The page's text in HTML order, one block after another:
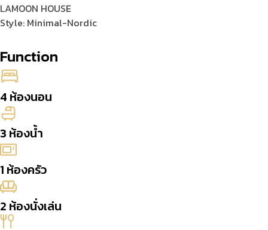
LAMOON HOUSE
Style: Minimal-Nordic
Function
4 ห้องนอน
3 ห้องน้ำ
1 ห้องครัว
2 ห้องนั่งเล่น